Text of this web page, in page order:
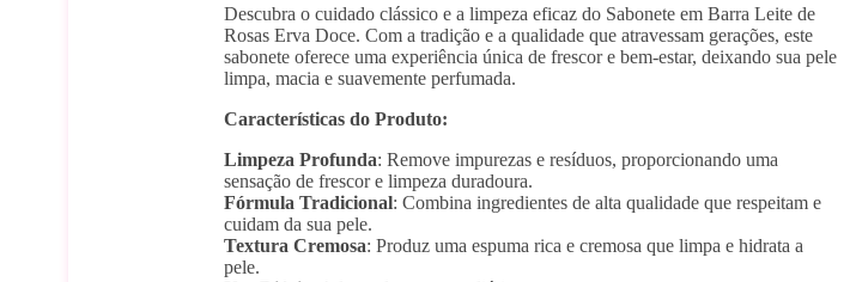
Descubra o cuidado clássico e a limpeza eficaz do Sabonete em Barra Leite de
Rosas Erva Doce. Com a tradição e a qualidade que atravessam gerações, este
sabonete oferece uma experiência única de frescor e bem-estar, deixando sua pele
limpa, macia e suavemente perfumada.
Características do Produto:
Limpeza Profunda: Remove impurezas e resíduos, proporcionando uma
sensação de frescor e limpeza duradoura.
Fórmula Tradicional: Combina ingredientes de alta qualidade que respeitam e
cuidam da sua pele.
Textura Cremosa: Produz uma espuma rica e cremosa que limpa e hidrata a
pele.